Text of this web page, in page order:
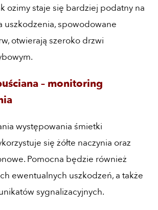
ozimy staje się bardziej podatny na
uszkodzenia, spowodowane
otwierają szeroko drzwi
– monitoring
występowania śmietki
się żółte naczynia oraz
Pomocna będzie również
ewentualnych uszkodzeń, a także
sygnalizacyjnych.